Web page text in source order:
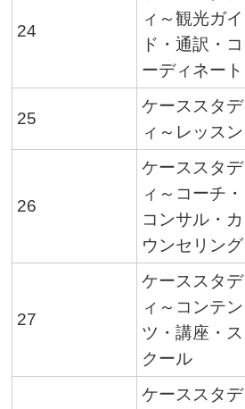
24
ィ～観光ガイ
ド・通訳・コ
ーディネート
25
ケーススタデ
ィ～レッスン
26
ケーススタデ
ィ～コーチ・
コンサル・カ
ウンセリング
27
ケーススタデ
ィ～コンテン
ツ・講座・ス
クール
ケーススタデ